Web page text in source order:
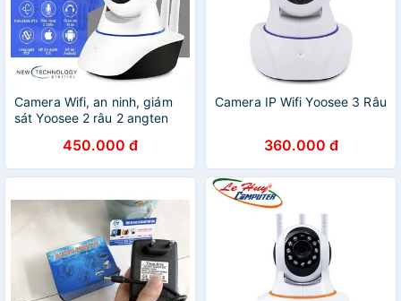
Camera Wifi, an ninh, giám
sát Yoosee 2 râu 2 angten
450.000 đ
Camera IP Wifi Yoosee 3 Râu
360.000 đ